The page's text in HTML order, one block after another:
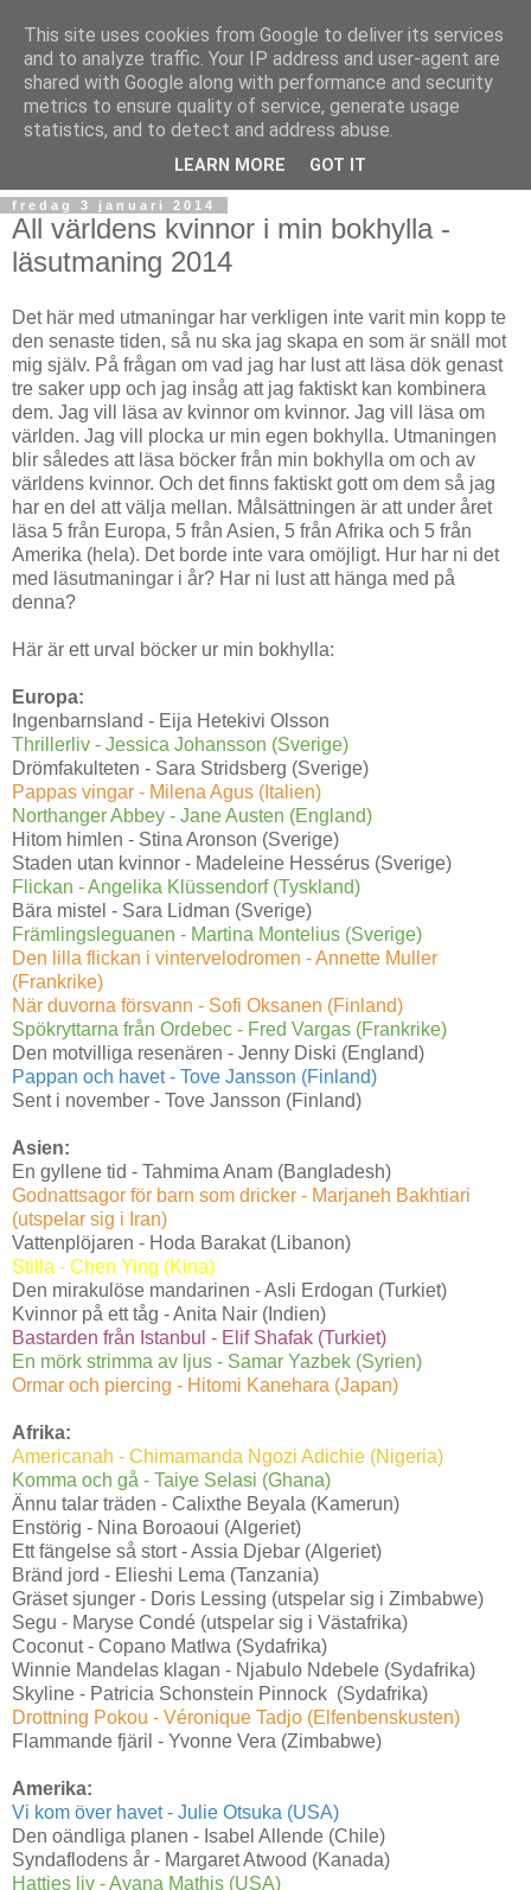
fredag 3 januari 2014
All världens kvinnor i min bokhylla -
läsutmaning 2014
Det här med utmaningar har verkligen inte varit min kopp te
den senaste tiden, så nu ska jag skapa en som är snäll mot
mig själv. På frågan om vad jag har lust att läsa dök genast
tre saker upp och jag insåg att jag faktiskt kan kombinera
dem. Jag vill läsa av kvinnor om kvinnor. Jag vill läsa om
världen. Jag vill plocka ur min egen bokhylla. Utmaningen
blir således att läsa böcker från min bokhylla om och av
världens kvinnor. Och det finns faktiskt gott om dem så jag
har en del att välja mellan. Målsättningen är att under året
läsa 5 från Europa, 5 från Asien, 5 från Afrika och 5 från
Amerika (hela). Det borde inte vara omöjligt. Hur har ni det
med läsutmaningar i år? Har ni lust att hänga med på
denna?
Här är ett urval böcker ur min bokhylla:
Europa:
Ingenbarnsland - Eija Hetekivi Olsson
Thrillerliv - Jessica Johansson (Sverige)
Drömfakulteten - Sara Stridsberg (Sverige)
Pappas vingar - Milena Agus (Italien)
Northanger Abbey - Jane Austen (England)
Hitom himlen - Stina Aronson (Sverige)
Staden utan kvinnor - Madeleine Hessérus (Sverige)
Flickan - Angelika Klüssendorf (Tyskland)
Bära mistel - Sara Lidman (Sverige)
Främlingsleguanen - Martina Montelius (Sverige)
Den lilla flickan i vintervelodromen - Annette Muller
(Frankrike)
När duvorna försvann - Sofi Oksanen (Finland)
Spökryttarna från Ordebec - Fred Vargas (Frankrike)
Den motvilliga resenären - Jenny Diski (England)
Pappan och havet - Tove Jansson (Finland)
Sent i november - Tove Jansson (Finland)
Asien:
En gyllene tid - Tahmima Anam (Bangladesh)
Godnattsagor för barn som dricker - Marjaneh Bakhtiari
(utspelar sig i Iran)
Vattenplöjaren - Hoda Barakat (Libanon)
Stilla - Chen Ying (Kina)
Den mirakulöse mandarinen - Asli Erdogan (Turkiet)
Kvinnor på ett tåg - Anita Nair (Indien)
Bastarden från Istanbul - Elif Shafak (Turkiet)
En mörk strimma av ljus - Samar Yazbek (Syrien)
Ormar och piercing - Hitomi Kanehara (Japan)
Afrika:
Americanah - Chimamanda Ngozi Adichie (Nigeria)
Komma och gå - Taiye Selasi (Ghana)
Ännu talar träden - Calixthe Beyala (Kamerun)
Enstörig - Nina Boroaoui (Algeriet)
Ett fängelse så stort - Assia Djebar (Algeriet)
Bränd jord - Elieshi Lema (Tanzania)
Gräset sjunger - Doris Lessing (utspelar sig i Zimbabwe)
Segu - Maryse Condé (utspelar sig i Västafrika)
Coconut - Copano Matlwa (Sydafrika)
Winnie Mandelas klagan - Njabulo Ndebele (Sydafrika)
Skyline - Patricia Schonstein Pinnock (Sydafrika)
Drottning Pokou - Véronique Tadjo (Elfenbenskusten)
Flammande fjäril - Yvonne Vera (Zimbabwe)
Amerika:
Vi kom över havet - Julie Otsuka (USA)
Den oändliga planen - Isabel Allende (Chile)
Syndaflodens år - Margaret Atwood (Kanada)
Hatties liv - Ayana Mathis (USA)
This site uses cookies from Google to deliver its services
and to analyze traffic. Your IP address and user-agent are
shared with Google along with performance and security
metrics to ensure quality of service, generate usage
statistics, and to detect and address abuse.
LEARN MORE GOT IT